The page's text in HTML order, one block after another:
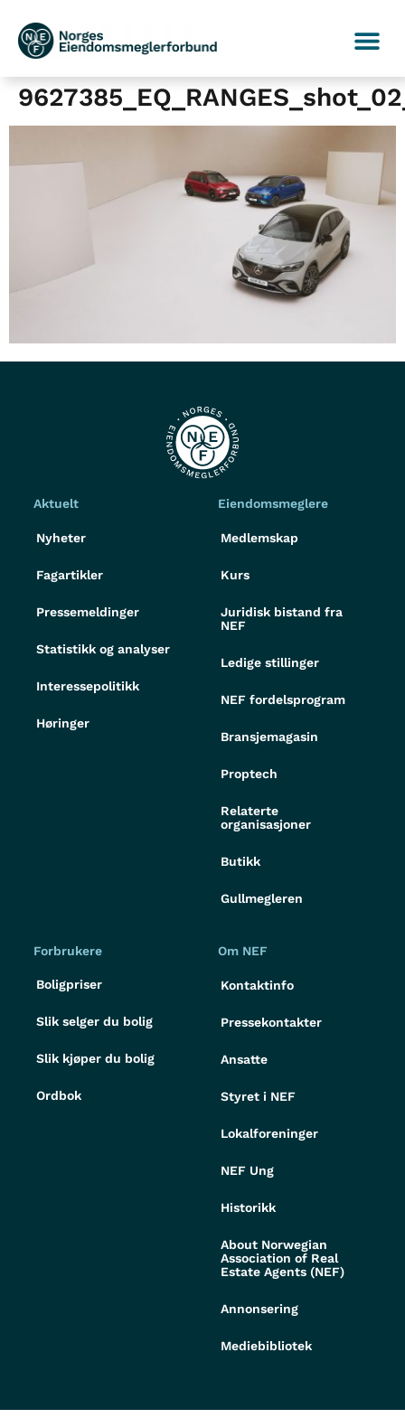
Aktuelt
Nyheter
Fagartikler
Pressemeldinger
Statistikk og analyser
Interessepolitikk
Høringer
Eiendomsmeglere
Medlemskap
Kurs
Juridisk bistand fra
NEF
Ledige stillinger
NEF fordelsprogram
Bransjemagasin
Proptech
Relaterte
organisasjoner
Butikk
Gullmegleren
Forbrukere
Boligpriser
Slik selger du bolig
Slik kjøper du bolig
Ordbok
Om NEF
Kontaktinfo
Pressekontakter
Ansatte
Styret i NEF
Lokalforeninger
NEF Ung
Historikk
About Norwegian
Association of Real
Estate Agents (NEF)
Annonsering
Mediebibliotek